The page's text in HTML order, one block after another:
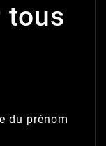
tous
du prénom